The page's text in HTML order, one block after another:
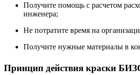
Получите помощь с расчетом
инженера;
Не потратите время на
Получите нужные материалы в
Принцип действия краски